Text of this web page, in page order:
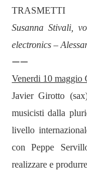
TRASMETTI
Susanna Stivali,
electronics –
——
Venerdi 10 maggio
Javier Girotto
musicisti dalla
livello
con Peppe
realizzare e